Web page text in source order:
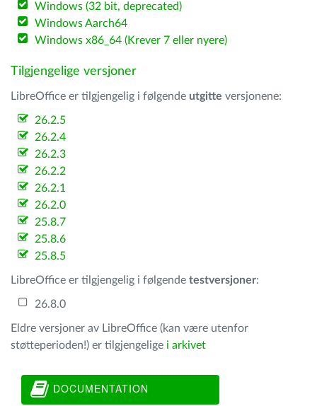
Windows (32 bit, deprecated)
Windows Aarch64
Windows x86_64 (Krever 7 eller nyere)
Tilgjengelige versjoner
LibreOffice er tilgjengelig i følgende utgitte versjonene:
26.2.5
26.2.4
26.2.3
26.2.2
26.2.1
26.2.0
25.8.7
25.8.6
25.8.5
LibreOffice er tilgjengelig i følgende testversjoner:
26.8.0
Eldre versjoner av LibreOffice (kan være utenfor
støtteperioden!) er tilgjengelige i arkivet
DOCUMENTATION